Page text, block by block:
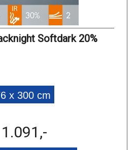
Softdark 20%
x 300 cm
1.091,-